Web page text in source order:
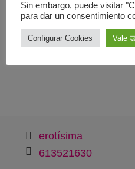
DEVOLUCIÓN 1 AÑO
erotísima
613521630
Sin embargo, puede visitar
para dar un consentimiento
Configurar Cookies Vale